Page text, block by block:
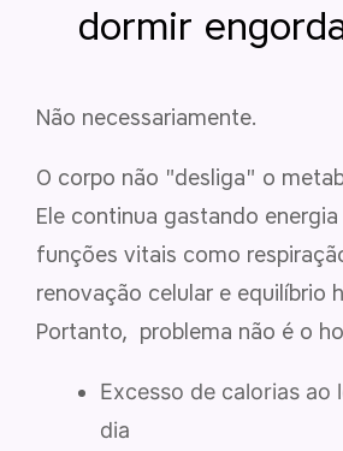
dormir
Não necessariamente.
O corpo não "desliga" o
Ele continua gastando
funções vitais como
renovação celular e equilíbrio
Portanto, problema não é o
Excesso de calorias ao
dia